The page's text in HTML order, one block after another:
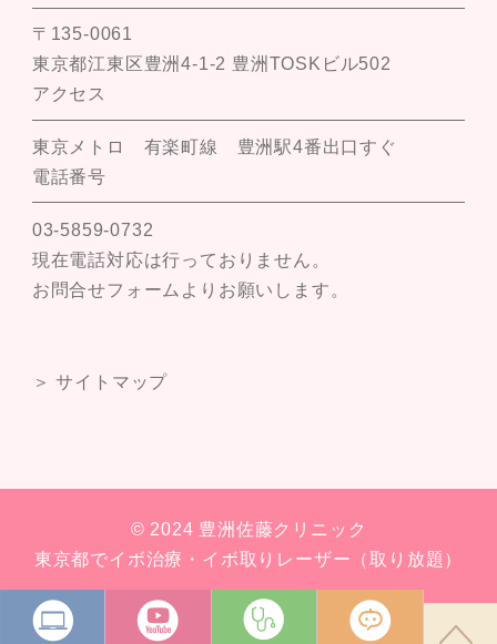
〒135-0061
東京都江東区豊洲4-1-2 豊洲TOSKビル502
アクセス
東京メトロ 有楽町線 豊洲駅4番出口すぐ
電話番号
03-5859-0732
現在電話対応は行っておりません。
お問合せフォームよりお願いします。
＞ サイトマップ
© 2024 豊洲佐藤クリニック
東京都でイボ治療・イボ取りレーザー（取り放題）